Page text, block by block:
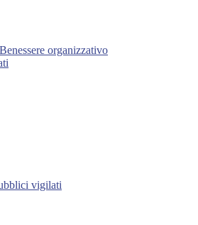
Benessere organizzativo
vigilati